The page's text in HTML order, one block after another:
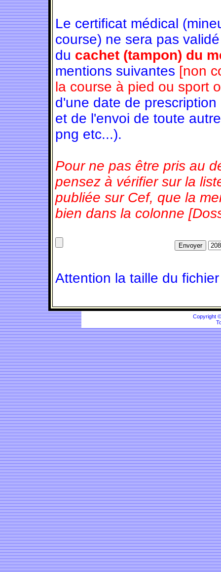
Le certificat médical
course) ne sera pas
du cachet (tampon) du
mentions suivantes [non
la course à pied ou sport
d'une date de
et de l'envoi de toute
png etc...).
Pour ne pas être pris au
pensez à vérifier sur la
publiée sur Cef, que la
bien dans la colonne
Attention la taille du
Copyright